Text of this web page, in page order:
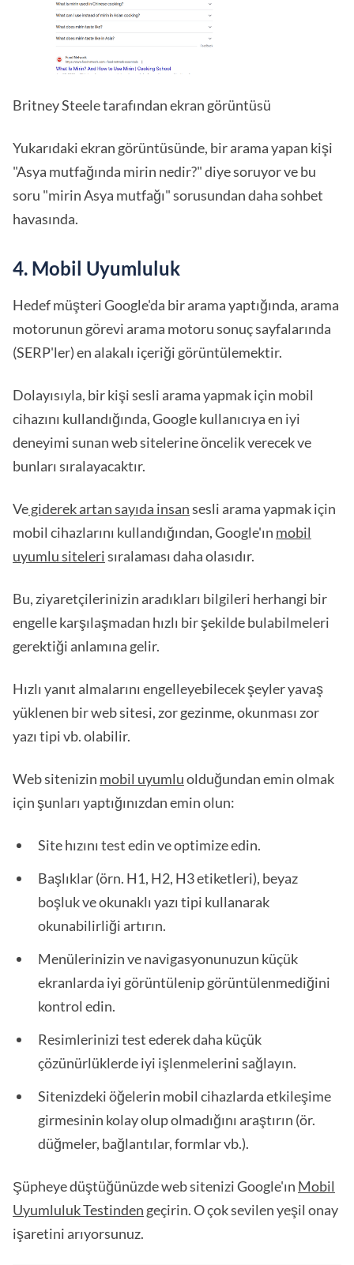
Britney Steele tarafından ekran görüntüsü
Yukarıdaki ekran görüntüsünde, bir arama yapan kişi
"Asya mutfağında mirin nedir?" diye soruyor ve bu
soru "mirin Asya mutfağı" sorusundan daha sohbet
havasında.
4. Mobil Uyumluluk
Hedef müşteri Google'da bir arama yaptığında, arama
motorunun görevi arama motoru sonuç sayfalarında
(SERP'ler) en alakalı içeriği görüntülemektir.
Dolayısıyla, bir kişi sesli arama yapmak için mobil
cihazını kullandığında, Google kullanıcıya en iyi
deneyimi sunan web sitelerine öncelik verecek ve
bunları sıralayacaktır.
Vegiderek artan sayıda insansesli arama yapmak için
mobil cihazlarını kullandığından, Google'ın mobil
uyumlu sitelerisıralaması daha olasıdır.
Bu, ziyaretçilerinizin aradıkları bilgileri herhangi bir
engelle karşılaşmadan hızlı bir şekilde bulabilmeleri
gerektiği anlamına gelir.
Hızlı yanıt almalarını engelleyebilecek şeyler yavaş
yüklenen bir web sitesi, zor gezinme, okunması zor
yazı tipi vb. olabilir.
Web sitenizin mobil uyumluolduğundan emin olmak
için şunları yaptığınızdan emin olun:
Site hızını test edin ve optimize edin.
Başlıklar (örn. H1, H2, H3 etiketleri), beyaz
boşluk ve okunaklı yazı tipi kullanarak
okunabilirliği artırın.
Menülerinizin ve navigasyonunuzun küçük
ekranlarda iyi görüntülenip görüntülenmediğini
kontrol edin.
Resimlerinizi test ederek daha küçük
çözünürlüklerde iyi işlenmelerini sağlayın.
Sitenizdeki öğelerin mobil cihazlarda etkileşime
girmesinin kolay olup olmadığını araştırın (ör.
düğmeler, bağlantılar, formlar vb.).
Şüpheye düştüğünüzde web sitenizi Google'ın Mobil
Uyumluluk Testinden geçirin. O çok sevilen yeşil onay
işaretini arıyorsunuz.